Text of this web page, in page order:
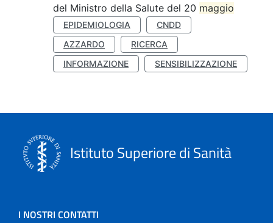
del Ministro della Salute del 20 maggio
EPIDEMIOLOGIA
CNDD
AZZARDO
RICERCA
INFORMAZIONE
SENSIBILIZZAZIONE
Istituto Superiore di Sanità
I NOSTRI CONTATTI